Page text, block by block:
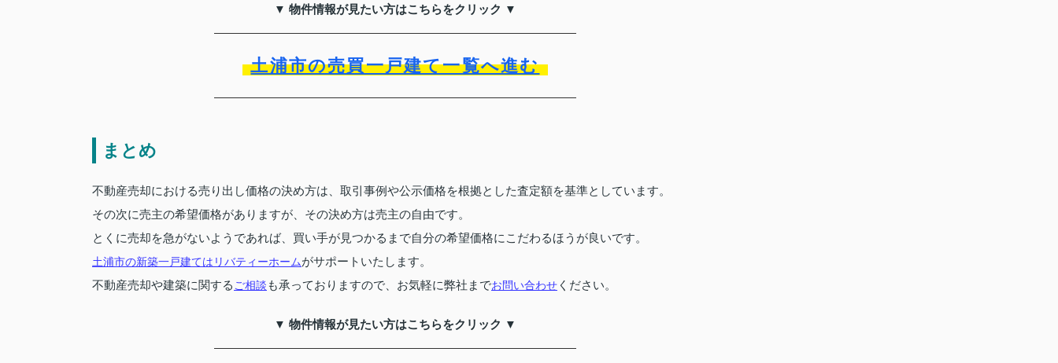
▼ 物件情報が見たい方はこちらをクリック ▼
土浦市の売買一戸建て一覧へ進む
まとめ
不動産売却における売り出し価格の決め方は、取引事例や公示価格を根拠とした査定額を基準としています。
その次に売主の希望価格がありますが、その決め方は売主の自由です。
とくに売却を急がないようであれば、買い手が見つかるまで自分の希望価格にこだわるほうが良いです。
土浦市の新築一戸建てはリバティーホームがサポートいたします。
不動産売却や建築に関するご相談 も承っておりますので、お気軽に弊社までお問い合わせ ください。
▼ 物件情報が見たい方はこちらをクリック ▼